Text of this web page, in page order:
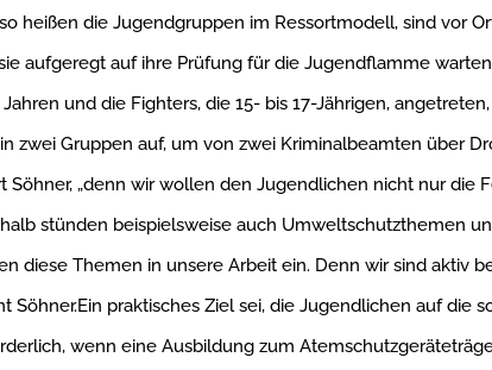
heißen die Jugendgruppen im Ressortmodell, sind vor
aufgeregt auf ihre Prüfung für die Jugendflamme
und die Fighters, die 15- bis 17-Jährigen,
zwei Gruppen auf, um von zwei Kriminalbeamten über
Söhner, „denn wir wollen den Jugendlichen nicht nur die
stünden beispielsweise auch Umweltschutzthemen
diese Themen in unsere Arbeit ein. Denn wir sind aktiv
Söhner.Ein praktisches Ziel sei, die Jugendlichen auf die
wenn eine Ausbildung zum